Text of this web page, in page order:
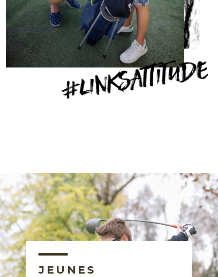
Réserver
JEUNES